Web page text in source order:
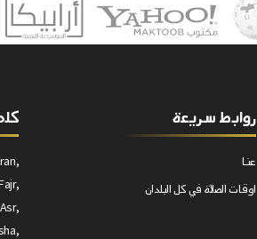
روابط سريعة
عنا
اوقات الصلاة في كل البلدان